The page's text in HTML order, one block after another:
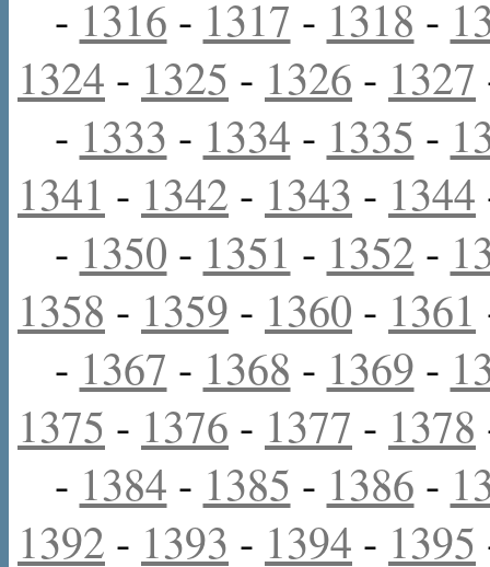
- 1316 - 1317 - 1318 -
1324 - 1325 - 1326 - 1327
- 1333 - 1334 - 1335 -
1341 - 1342 - 1343 - 1344
- 1350 - 1351 - 1352 -
1358 - 1359 - 1360 - 1361
- 1367 - 1368 - 1369 -
1375 - 1376 - 1377 - 1378
- 1384 - 1385 - 1386 -
1392 - 1393 - 1394 - 1395